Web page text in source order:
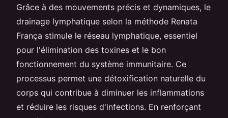
Grâce à des mouvements précis et dynamiques, le
drainage lymphatique selon la méthode Renata
França stimule le réseau lymphatique, essentiel
pour l'élimination des toxines et le bon
fonctionnement du système immunitaire. Ce
processus permet une détoxification naturelle du
corps qui contribue à diminuer les inflammations
et réduire les risques d'infections. En renforçant